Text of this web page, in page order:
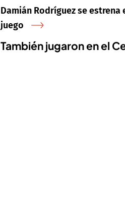
Damián Rodríguez se
juego
También jugaron en el